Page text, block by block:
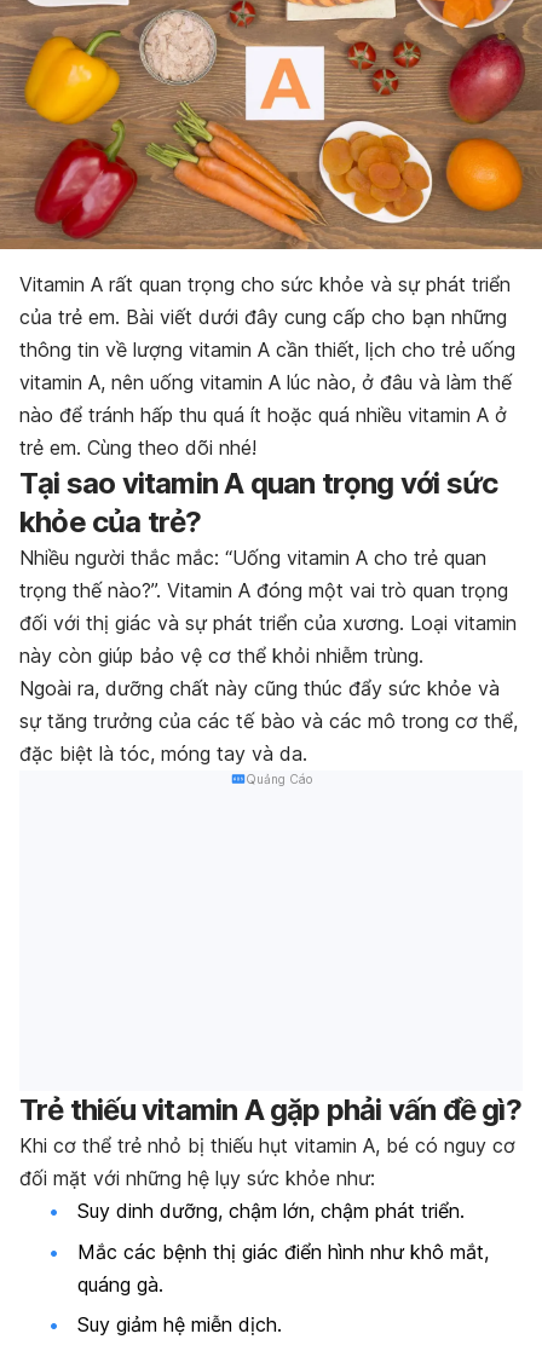
Vitamin A rất quan trọng cho sức khỏe và sự phát triển
của trẻ em. Bài viết dưới đây cung cấp cho bạn những
thông tin về lượng vitamin A cần thiết, lịch cho trẻ uống
vitamin A, nên uống vitamin A lúc nào, ở đâu và làm thế
nào để tránh hấp thu quá ít hoặc quá nhiều vitamin A ở
trẻ em. Cùng theo dõi nhé!
Tại sao vitamin A quan trọng với sức
khỏe của trẻ?
Nhiều người thắc mắc: “Uống vitamin A cho trẻ quan
trọng thế nào?”. Vitamin A đóng một vai trò quan trọng
đối với thị giác và sự phát triển của xương. Loại vitamin
này còn giúp bảo vệ cơ thể khỏi nhiễm trùng.
Ngoài ra, dưỡng chất này cũng thúc đẩy sức khỏe và
sự tăng trưởng của các tế bào và các mô trong cơ thể,
đặc biệt là tóc, móng tay và da.
Quảng Cáo
Trẻ thiếu vitamin A gặp phải vấn đề gì?
Khi cơ thể trẻ nhỏ bị thiếu hụt vitamin A, bé có nguy cơ
đối mặt với những hệ lụy sức khỏe như:
Suy dinh dưỡng, chậm lớn, chậm phát triển.
Mắc các bệnh thị giác điển hình như khô mắt,
quáng gà.
Suy giảm hệ miễn dịch.